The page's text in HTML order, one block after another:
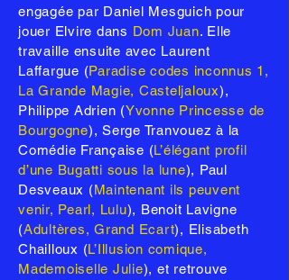
engagée par Daniel Mesguich pour
jouer Elvire dans Dom Juan. Elle
travaille ensuite avec Laurent
Laffargue (Paradise codes inconnus 1,
La Grande Magie, Casteljaloux),
Philippe Adrien (Yvonne Princesse de
Bourgogne), Serge Tranvouez à la
Comédie Française (L’élégant profil
d’une Bugatti sous la lune), Paul
Desveaux (Maintenant ils peuvent
venir, Pearl, Lulu), Benoit Lavigne
(Adultères, Grand Ecart), Elisabeth
Chailloux (L’Illusion comique,
Mademoiselle Julie), et retrouve